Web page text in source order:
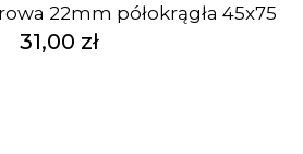
22mm półokrągła 45x75
31,00 zł